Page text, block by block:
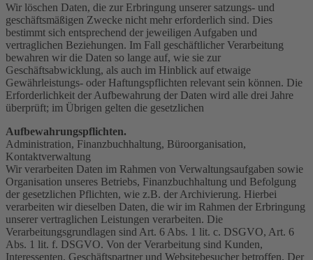
Wir löschen Daten, die zur Erbringung unserer satzungs- und
geschäftsmäßigen Zwecke nicht mehr erforderlich sind. Dies
bestimmt sich entsprechend der jeweiligen Aufgaben und
vertraglichen Beziehungen. Im Fall geschäftlicher Verarbeitung
bewahren wir die Daten so lange auf, wie sie zur
Geschäftsabwicklung, als auch im Hinblick auf etwaige
Gewährleistungs- oder Haftungspflichten relevant sein können. Die
Erforderlichkeit der Aufbewahrung der Daten wird alle drei Jahre
überprüft; im Übrigen gelten die gesetzlichen
Aufbewahrungspflichten.
Administration, Finanzbuchhaltung, Büroorganisation,
Kontaktverwaltung
Wir verarbeiten Daten im Rahmen von Verwaltungsaufgaben sowie
Organisation unseres Betriebs, Finanzbuchhaltung und Befolgung
der gesetzlichen Pflichten, wie z.B. der Archivierung. Hierbei
verarbeiten wir dieselben Daten, die wir im Rahmen der Erbringung
unserer vertraglichen Leistungen verarbeiten. Die
Verarbeitungsgrundlagen sind Art. 6 Abs. 1 lit. c. DSGVO, Art. 6
Abs. 1 lit. f. DSGVO. Von der Verarbeitung sind Kunden,
Interessenten, Geschäftspartner und Websitebesucher betroffen. Der